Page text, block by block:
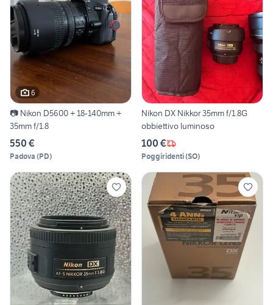
6
📷 Nikon D5600 + 18-140mm +
35mm f/1.8
550 €
Padova (PD)
Nikon DX Nikkor 35mm f/1.8G
obbiettivo luminoso
100 €
Poggiridenti(SO)